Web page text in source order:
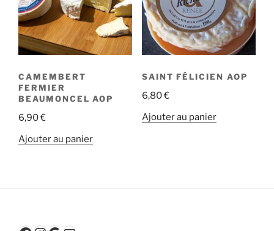
peuvent
être
choisies
sur
page
CAMEMBERT
FERMIER
BEAUMONCEL AOP
6,90€
Ajouter au panier
SAINT FÉLICIEN AOP
6,80€
Ajouter au panier